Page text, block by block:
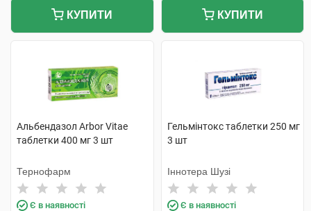
КУПИТИ КУПИТИ
Альбендазол Arbor Vitae
таблетки 400 мг 3 шт
Тернофарм
Є в наявності
Гельмінтокс таблетки 250 мг
3 шт
Іннотера Шузі
Є в наявності